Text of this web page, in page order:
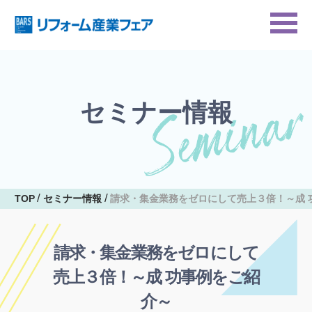
セミナー情報
TOP セミナー情報 請求・集金業務をゼロにして売上３倍！～成
請求・集金業務をゼロにして
売上３倍！～成 功事例をご紹
介～